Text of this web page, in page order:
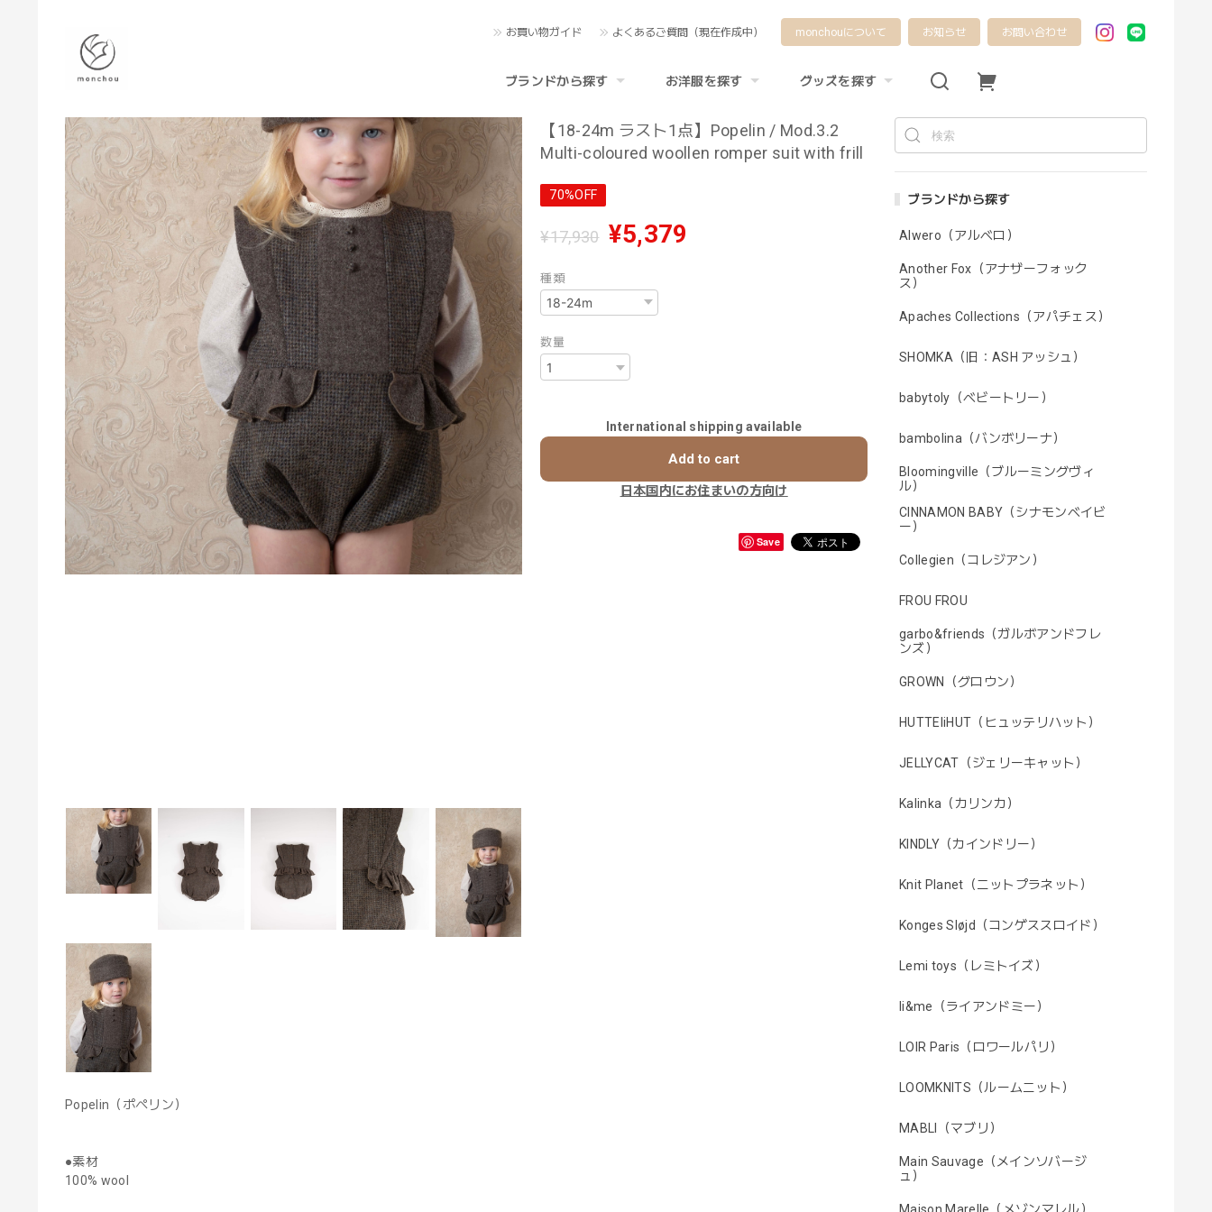
お買い物ガイド よくあるご質問（現在作成中） monchouについて お知らせ お問い合わせ
ブランドから探す お洋服を探す グッズを探す
ブランドから探す
Alwero（アルベロ）
Another Fox（アナザーフォック
ス）
Apaches Collections（アパチェス）
SHOMKA（旧：ASH アッシュ）
babytoly（ベビートリー）
bambolina（バンボリーナ）
Bloomingville（ブルーミングヴィ
ル）
CINNAMON BABY（シナモンベイビ
ー）
Collegien（コレジアン）
FROU FROU
garbo&friends（ガルボアンドフレ
ンズ）
GROWN（グロウン）
HUTTEliHUT（ヒュッテリハット）
JELLYCAT（ジェリーキャット）
Kalinka（カリンカ）
KINDLY（カインドリー）
Knit Planet（ニットプラネット）
Konges Sløjd（コンゲススロイド）
Lemi toys（レミトイズ）
li&me（ライアンドミー）
LOIR Paris（ロワールパリ）
LOOMKNITS（ルームニット）
MABLI（マブリ）
Main Sauvage（メインソバージ
ュ）
【18-24m ラスト1点】Popelin / Mod.3.2
Multi-coloured woollen romper suit with frill
70%OFF
¥17,930 ¥5,379
種類
数量
International shipping available
Add to cart
日本国内にお住まいの方向け
Save
Popelin（ポペリン）
●素材
100% wool